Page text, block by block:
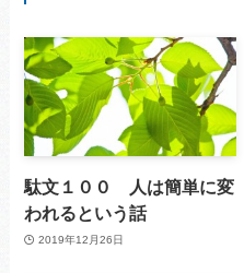
駄文１００ 人は簡単に変
われるという話
2019年12月26日